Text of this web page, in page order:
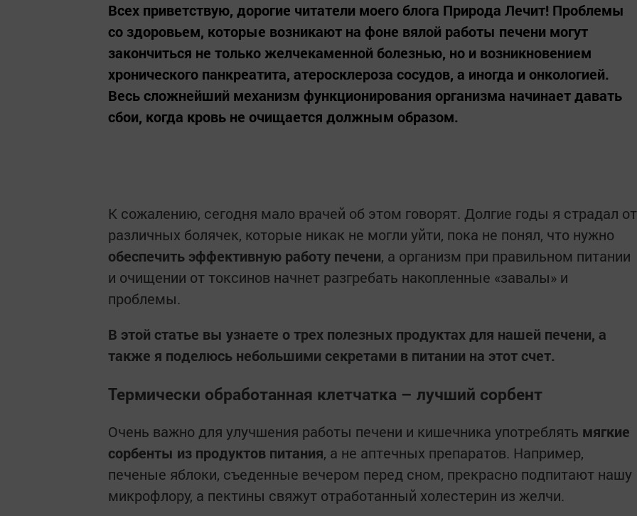
Всех приветствую, дорогие читатели моего блога Природа Лечит! Проблемы
со здоровьем, которые возникают на фоне вялой работы печени могут
закончиться не только желчекаменной болезнью, но и возникновением
хронического панкреатита, атеросклероза сосудов, а иногда и онкологией.
Весь сложнейший механизм функционирования организма начинает давать
сбои, когда кровь не очищается должным образом.
К сожалению, сегодня мало врачей об этом говорят. Долгие годы я страдал от
различных болячек, которые никак не могли уйти, пока не понял, что нужно
обеспечить эффективную работу печени, а организм при правильном питании
и очищении от токсинов начнет разгребать накопленные «завалы» и
проблемы.
В этой статье вы узнаете о трех полезных продуктах для нашей печени, а
также я поделюсь небольшими секретами в питании на этот счет.
Термически обработанная клетчатка – лучший сорбент
Очень важно для улучшения работы печени и кишечника употреблять мягкие
сорбенты из продуктов питания, а не аптечных препаратов. Например,
печеные яблоки, съеденные вечером перед сном, прекрасно подпитают нашу
микрофлору, а пектины свяжут отработанный холестерин из желчи.